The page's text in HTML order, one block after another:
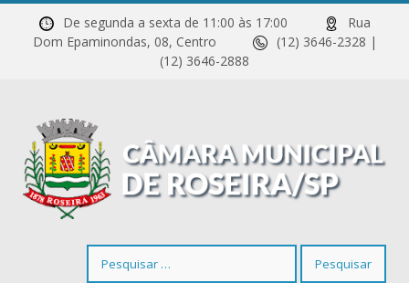
De segunda a sexta de 11:00 às 17:00
Rua
Dom Epaminondas, 08, Centro
(12) 3646-2328 |
(12) 3646-2888
por: